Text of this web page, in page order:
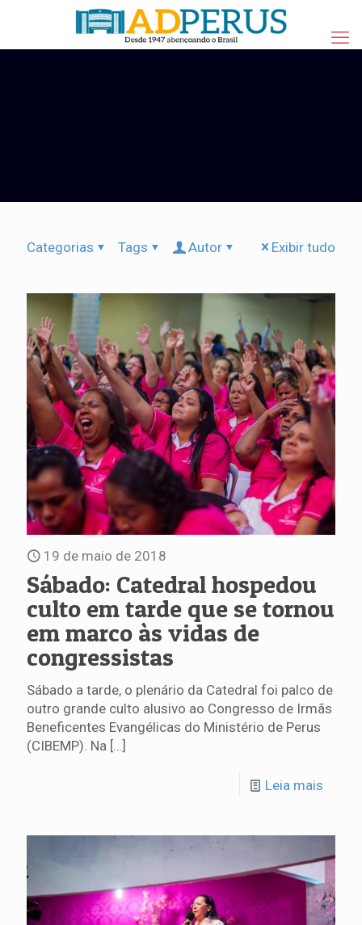
Categorias Tags Autor Exibir tudo
19 de maio de 2018
Sábado: Catedral hospedou
culto em tarde que se tornou
em marco às vidas de
congressistas
Sábado a tarde, o plenário da Catedral foi palco de
outro grande culto alusivo ao Congresso de Irmãs
Beneficentes Evangélicas do Ministério de Perus
(CIBEMP). Na […]
Leia mais